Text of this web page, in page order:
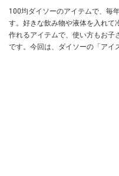
100均ダイソーのアイテムで、毎
す。好きな飲み物や液体を入れて
作れるアイテムで、使い方もお子
です。今回は、ダイソーの「アイ
り出し方は？」「何ml入るの？